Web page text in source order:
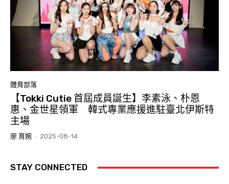
體育部落
【Tokki Cutie 首屆成員誕生】李素泳、朴恩
惠、金世星領軍 韓式專業應援進駐臺北伊斯特
主場
廖 育婉 - 2025-08-14
STAY CONNECTED